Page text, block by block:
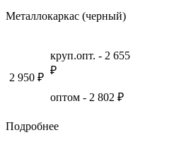
Металлокаркас (черный)
2 950 ₽
круп.опт. - 2 655
₽
оптом - 2 802 ₽
Подробнее